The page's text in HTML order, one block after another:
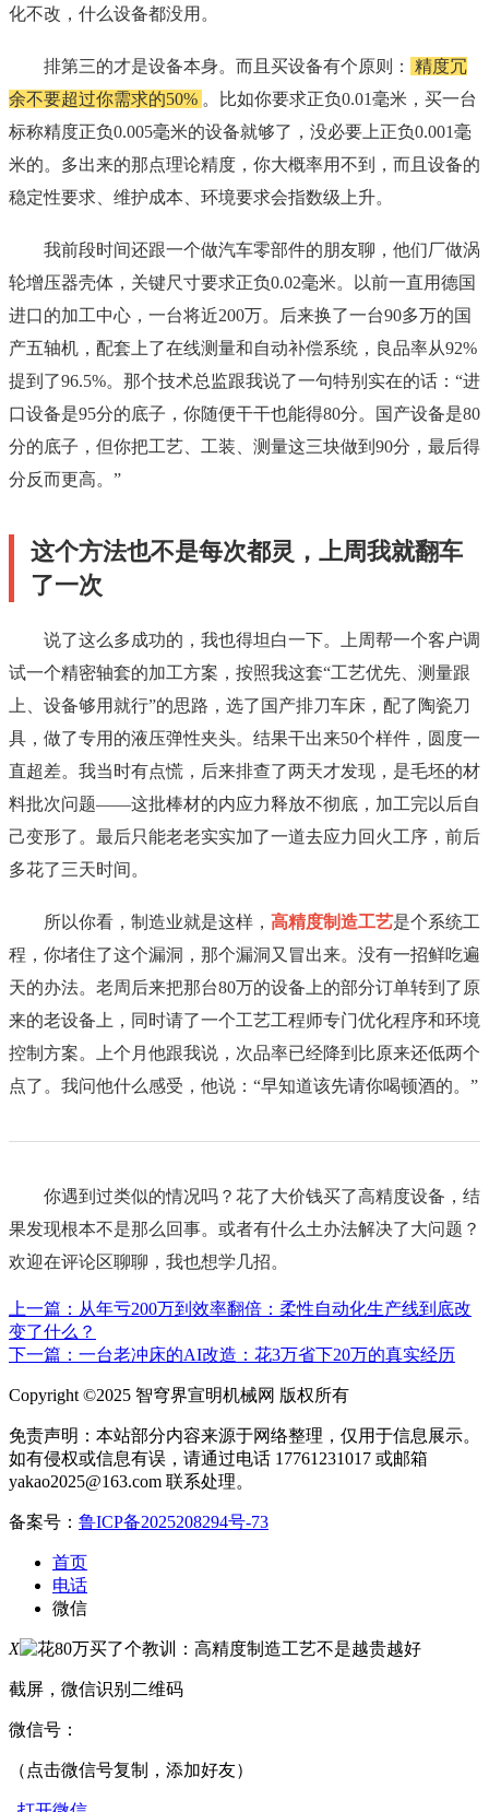
化不改，什么设备都没用。
排第三的才是设备本身。而且买设备有个原则：
精度冗
余不要超过你需求的50% 。比如你要求正负0.01毫米，买一台
标称精度正负0.005毫米的设备就够了，没必要上正负0.001毫
米的。多出来的那点理论精度，你大概率用不到，而且设备的
稳定性要求、维护成本、环境要求会指数级上升。
我前段时间还跟一个做汽车零部件的朋友聊，他们厂做涡
轮增压器壳体，关键尺寸要求正负0.02毫米。以前一直用德国
进口的加工中心，一台将近200万。后来换了一台90多万的国
产五轴机，配套上了在线测量和自动补偿系统，良品率从92%
提到了96.5%。那个技术总监跟我说了一句特别实在的话：“进
口设备是95分的底子，你随便干干也能得80分。国产设备是80
分的底子，但你把工艺、工装、测量这三块做到90分，最后得
分反而更高。”
这个方法也不是每次都灵，上周我就翻车
了一次
说了这么多成功的，我也得坦白一下。上周帮一个客户调
试一个精密轴套的加工方案，按照我这套“工艺优先、测量跟
上、设备够用就行”的思路，选了国产排刀车床，配了陶瓷刀
具，做了专用的液压弹性夹头。结果干出来50个样件，圆度一
直超差。我当时有点慌，后来排查了两天才发现，是毛坯的材
料批次问题——这批棒材的内应力释放不彻底，加工完以后自
己变形了。最后只能老老实实加了一道去应力回火工序，前后
多花了三天时间。
所以你看，制造业就是这样， 高精度制造工艺是个系统工
程，你堵住了这个漏洞，那个漏洞又冒出来。没有一招鲜吃遍
天的办法。老周后来把那台80万的设备上的部分订单转到了原
来的老设备上，同时请了一个工艺工程师专门优化程序和环境
控制方案。上个月他跟我说，次品率已经降到比原来还低两个
点了。我问他什么感受，他说：“早知道该先请你喝顿酒的。”
你遇到过类似的情况吗？花了大价钱买了高精度设备，结
果发现根本不是那么回事。或者有什么土办法解决了大问题？
欢迎在评论区聊聊，我也想学几招。
上一篇：从年亏200万到效率翻倍：柔性自动化生产线到底改
变了什么？
下一篇：一台老冲床的AI改造：花3万省下20万的真实经历
Copyright ©2025 智穹界宣明机械网 版权所有
免责声明：本站部分内容来源于网络整理，仅用于信息展示。
如有侵权或信息有误，请通过电话 17761231017 或邮箱
yakao2025@163.com 联系处理。
备案号： 鲁ICP备2025208294号-73
首页
电话
微信
X
截屏，微信识别二维码
微信号：
（点击微信号复制，添加好友）